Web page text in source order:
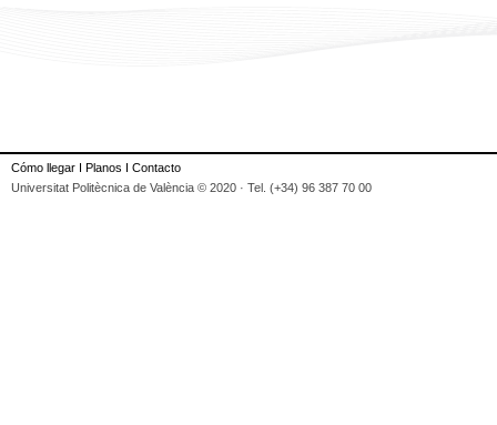
Cómo llegar I Planos I Contacto
Universitat Politècnica de València © 2020 · Tel. (+34) 96 387 70 00